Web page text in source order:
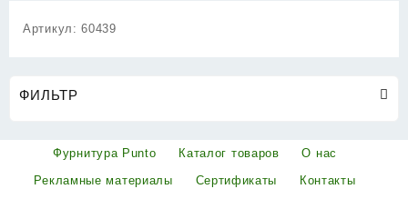
Артикул:60439
ФИЛЬТР
Фурнитура Punto Каталог товаров
О нас
Рекламные материалы
Сертификаты
Контакты